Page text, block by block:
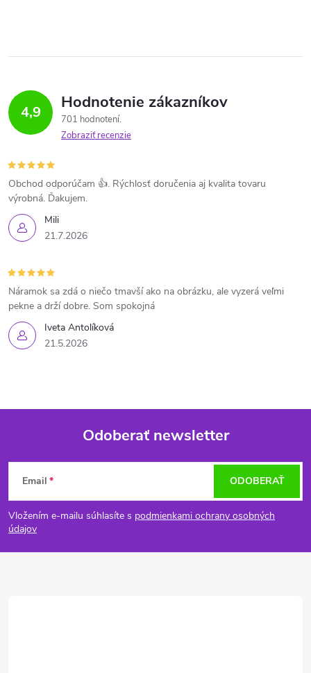
4,9 Hodnotenie zákazníkov
701 hodnotení
Zobraziť recenzie
Mili
21.7.2026
Obchod odporúčam 👍. Rýchlosť doručenia aj kvalita tovaru
výrobná. Ďakujem.
Iveta Antolíková
21.5.2026
Náramok sa zdá o niečo tmavší ako na obrázku, ale vyzerá veľmi
pekne a drží dobre. Som spokojná
Z
á
p
Odoberať newsletter
Email
Vložením e-mailu súhlasíte s podmienkami ochrany osobných
údajov
ODOBERAŤ